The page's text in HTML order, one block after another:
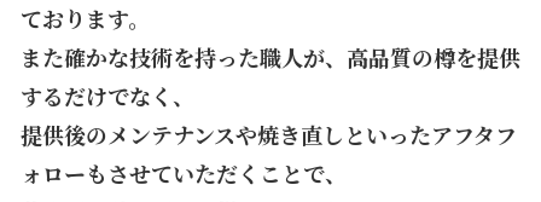
ております。
また確かな技術を持った職人が、高品質の樽を提供
するだけでなく、
提供後のメンテナンスや焼き直しといったアフタフ
ォローもさせていただくことで、